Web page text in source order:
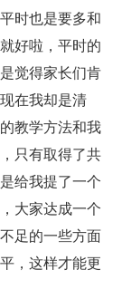
时也是要多和
好啦，平时的
觉得家长们肯
在我却是清
教学方法和我
只有取得了共
给我提了一个
大家达成一个
足的一些方面
，这样才能更